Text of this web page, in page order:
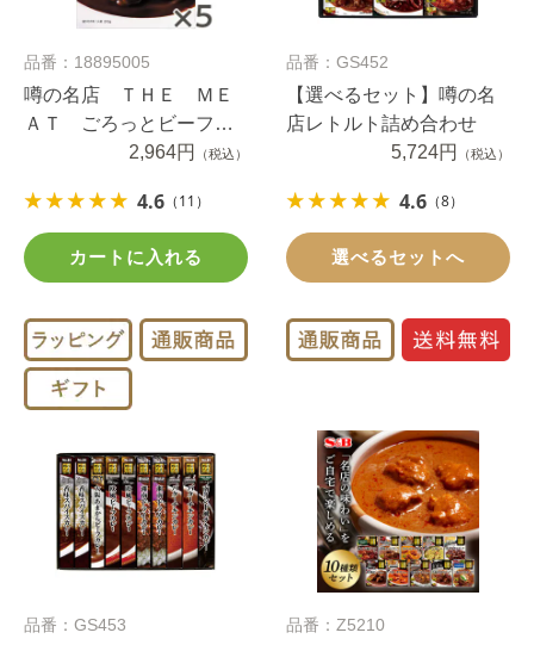
品番：18895005
噂の名店 ＴＨＥ ＭＥ
ＡＴ ごろっとビーフシ
チュー ２１０ｇ×５個
2,964円 （税込）
4.6 （11）
カートに入れる
品番：GS452
【選べるセット】噂の名
店レトルト詰め合わせ
5,724円
（税込）
4.6 （8）
選べるセットへ
品番：GS453 品番：Z5210